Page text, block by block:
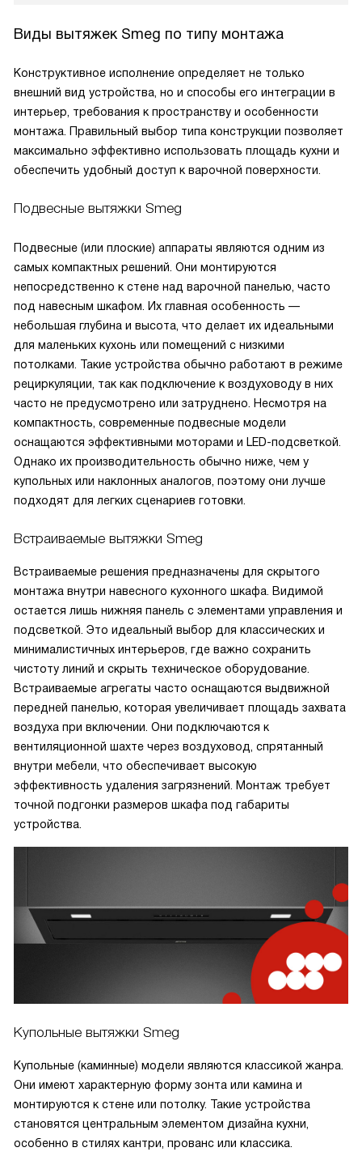
Виды вытяжек Smeg по типу монтажа
Конструктивное исполнение определяет не только
внешний вид устройства, но и способы его интеграции в
интерьер, требования к пространству и особенности
монтажа. Правильный выбор типа конструкции позволяет
максимально эффективно использовать площадь кухни и
обеспечить удобный доступ к варочной поверхности.
Подвесные вытяжки Smeg
Подвесные (или плоские) аппараты являются одним из
самых компактных решений. Они монтируются
непосредственно к стене над варочной панелью, часто
под навесным шкафом. Их главная особенность —
небольшая глубина и высота, что делает их идеальными
для маленьких кухонь или помещений с низкими
потолками. Такие устройства обычно работают в режиме
рециркуляции, так как подключение к воздуховоду в них
часто не предусмотрено или затруднено. Несмотря на
компактность, современные подвесные модели
оснащаются эффективными моторами и LED-подсветкой.
Однако их производительность обычно ниже, чем у
купольных или наклонных аналогов, поэтому они лучше
подходят для легких сценариев готовки.
Встраиваемые вытяжки Smeg
Встраиваемые решения предназначены для скрытого
монтажа внутри навесного кухонного шкафа. Видимой
остается лишь нижняя панель с элементами управления и
подсветкой. Это идеальный выбор для классических и
минималистичных интерьеров, где важно сохранить
чистоту линий и скрыть техническое оборудование.
Встраиваемые агрегаты часто оснащаются выдвижной
передней панелью, которая увеличивает площадь захвата
воздуха при включении. Они подключаются к
вентиляционной шахте через воздуховод, спрятанный
внутри мебели, что обеспечивает высокую
эффективность удаления загрязнений. Монтаж требует
точной подгонки размеров шкафа под габариты
устройства.
Купольные вытяжки Smeg
Купольные (каминные) модели являются классикой жанра.
Они имеют характерную форму зонта или камина и
монтируются к стене или потолку. Такие устройства
становятся центральным элементом дизайна кухни,
особенно в стилях кантри, прованс или классика.